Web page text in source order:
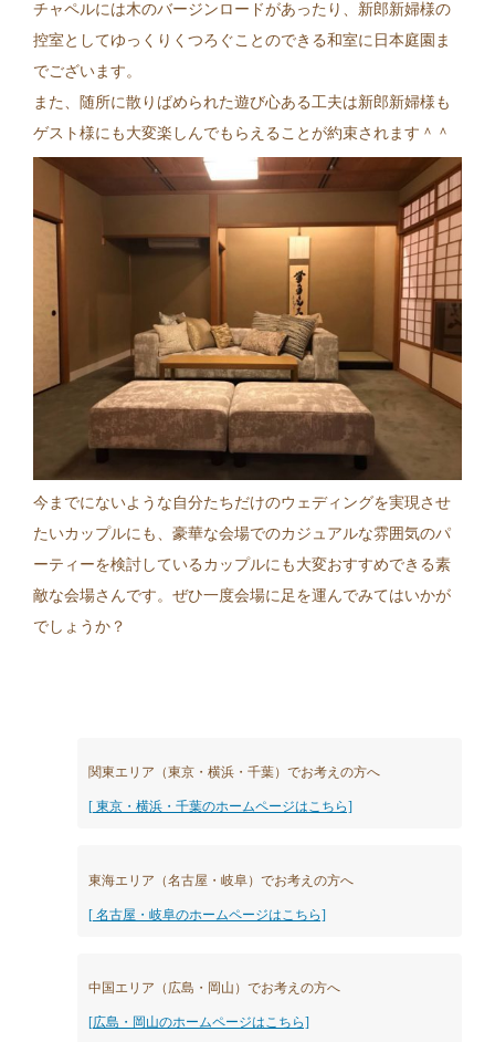
チャペルには木のバージンロードがあったり、新郎新婦様の
控室としてゆっくりくつろぐことのできる和室に日本庭園ま
でございます。
また、随所に散りばめられた遊び心ある工夫は新郎新婦様も
ゲスト様にも大変楽しんでもらえることが約束されます＾＾
今までにないような自分たちだけのウェディングを実現させ
たいカップルにも、豪華な会場でのカジュアルな雰囲気のパ
ーティーを検討しているカップルにも大変おすすめできる素
敵な会場さんです。ぜひ一度会場に足を運んでみてはいかが
でしょうか？
関東エリア（東京・横浜・千葉）でお考えの方へ
[ 東京・横浜・千葉のホームページはこちら]
東海エリア（名古屋・岐阜）でお考えの方へ
[ 名古屋・岐阜のホームページはこちら]
中国エリア（広島・岡山）でお考えの方へ
[広島・岡山のホームページはこちら]